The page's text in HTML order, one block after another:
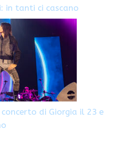
in tanti ci cascano
di Giorgia il 23 e